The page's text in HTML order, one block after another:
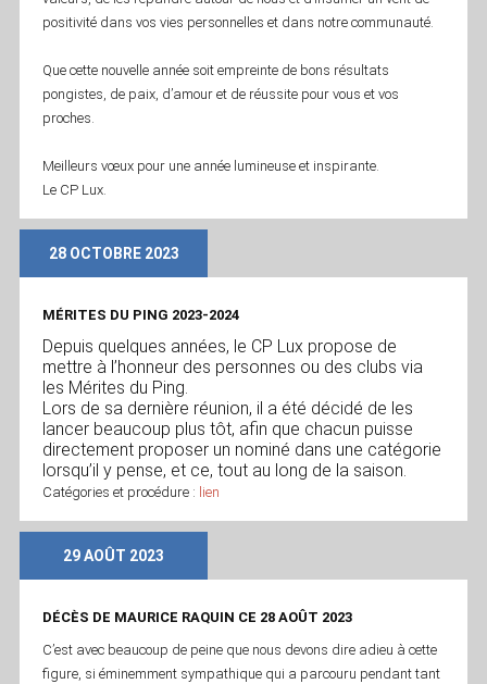
positivité dans vos vies personnelles et dans notre communauté.
Que cette nouvelle année soit empreinte de bons résultats
pongistes, de paix, d’amour et de réussite pour vous et vos
proches.
Meilleurs vœux pour une année lumineuse et inspirante.
Le CP Lux.
28 OCTOBRE 2023
MÉRITES DU PING 2023-2024
Depuis quelques années, le CP Lux propose de
mettre à l’honneur des personnes ou des clubs via
les Mérites du Ping.
Lors de sa dernière réunion, il a été décidé de les
lancer beaucoup plus tôt, afin que chacun puisse
directement proposer un nominé dans une catégorie
lorsqu’il y pense, et ce, tout au long de la saison.
Catégories et procédure : lien
29 AOÛT 2023
DÉCÈS DE MAURICE RAQUIN CE 28 AOÛT 2023
C’est avec beaucoup de peine que nous devons dire adieu à cette
figure, si éminemment sympathique qui a parcouru pendant tant